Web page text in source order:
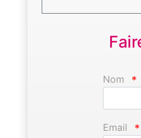
Nom *
Email *